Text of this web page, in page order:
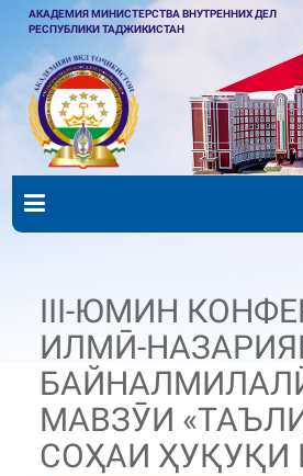
АКАДЕМИЯ МИНИСТЕРСТВА ВНУТРЕННИХ ДЕЛ
РЕСПУБЛИКИ ТАДЖИКИСТАН
III-ЮМИН
ИЛМӢ-
МАВЗӮИ
СОҲАИ ҲУҚУҚИ